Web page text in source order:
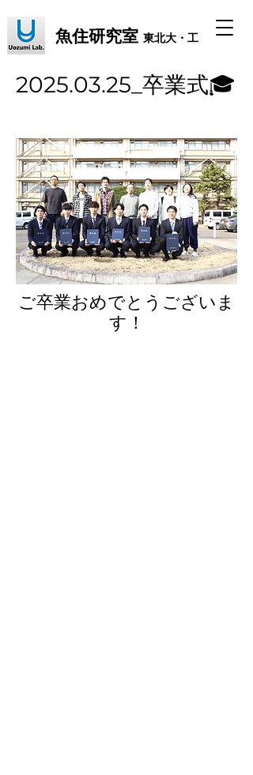
魚住研究室 東北大・工
2025.03.25_卒業式🎓
ご卒業おめでとうございま
す！